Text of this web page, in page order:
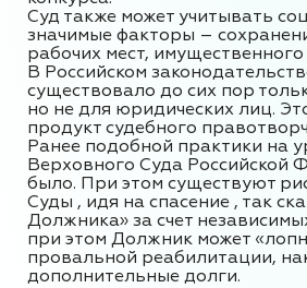
Суд также может учитывать
значимые факторы –
рабочих мест, имущественного
В Российском
существовало до сих пор
но не для юридических лиц.
продукт судебного
Ранее подобной практики на
Верховного Суда Российской
было. При этом существуют
Суды , идя на спасение , так
Должника» за счет
при этом Должник может
провальной реабилитации,
дополнительные долги.